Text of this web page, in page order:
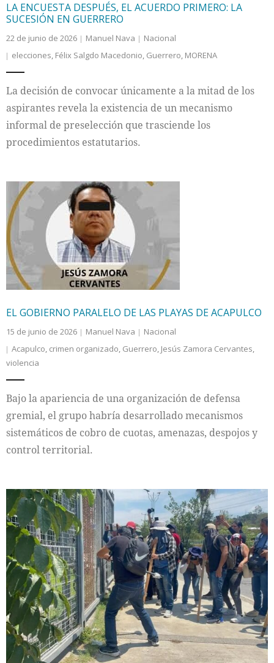
LA ENCUESTA DESPUÉS, EL ACUERDO PRIMERO: LA
SUCESIÓN EN GUERRERO
22 de junio de 2026 Manuel Nava
Nacional
elecciones, Félix Salgdo Macedonio, Guerrero, MORENA
La decisión de convocar únicamente a la mitad de los
aspirantes revela la existencia de un mecanismo
informal de preselección que trasciende los
procedimientos estatutarios.
EL GOBIERNO PARALELO DE LAS PLAYAS DE ACAPULCO
15 de junio de 2026 Manuel Nava
Nacional
Acapulco, crimen organizado, Guerrero, Jesús Zamora Cervantes,
violencia
Bajo la apariencia de una organización de defensa
gremial, el grupo habría desarrollado mecanismos
sistemáticos de cobro de cuotas, amenazas, despojos y
control territorial.